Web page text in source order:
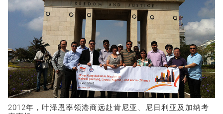
2012年，叶泽恩率领港商远赴肯尼亚、尼日利亚及加纳考